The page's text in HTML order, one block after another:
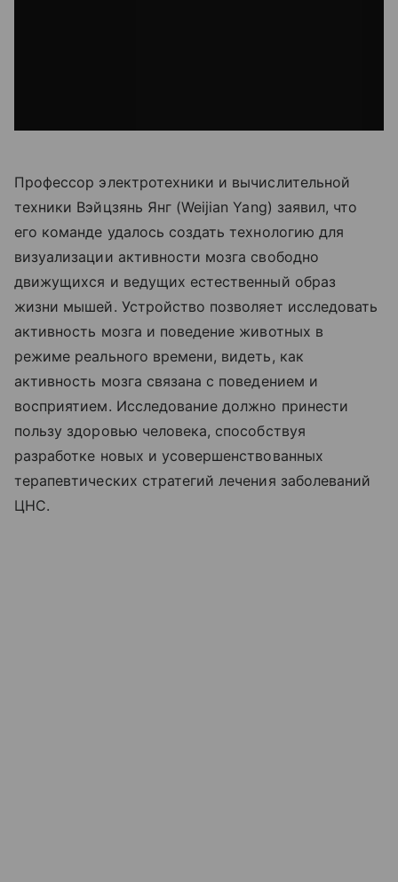
Профессор электротехники и вычислительной
техники Вэйцзянь Янг (Weijian Yang) заявил, что
его команде удалось создать технологию для
визуализации активности мозга свободно
движущихся и ведущих естественный образ
жизни мышей. Устройство позволяет исследовать
активность мозга и поведение животных в
режиме реального времени, видеть, как
активность мозга связана с поведением и
восприятием. Исследование должно принести
пользу здоровью человека, способствуя
разработке новых и усовершенствованных
терапевтических стратегий лечения заболеваний
ЦНС.